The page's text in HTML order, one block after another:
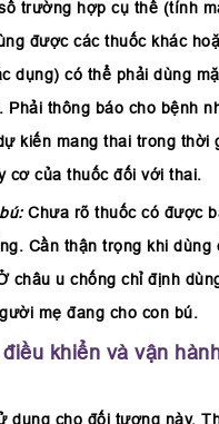
trường hợp cụ thể (tính
được các thuốc khác
dụng) có thể phải dùng
Phải thông báo cho bệnh
kiến mang thai trong thời
cơ của thuốc đối với thai.
Chưa rõ thuốc có được
Cần thận trọng khi dùng
châu u chống chỉ định
mẹ đang cho con bú.
khiển và vận
dụng cho đối tượng này.